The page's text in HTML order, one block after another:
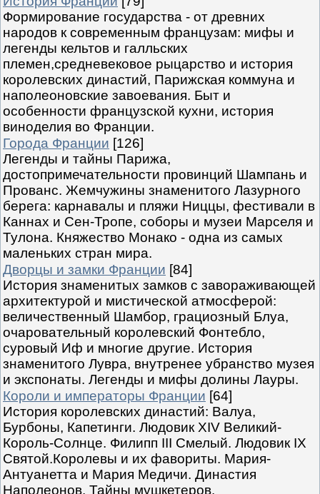
Формирование государства - от древних
народов к современным французам: мифы и
легенды кельтов и галльских
племен,средневековое рыцарство и история
королевских династий, Парижская коммуна и
наполеоновские завоевания. Быт и
особенности французской кухни, история
виноделия во Франции.
Города Франции [126]
Легенды и тайны Парижа,
достопримечательности провинций Шампань и
Прованс. Жемчужины знаменитого Лазурного
берега: карнавалы и пляжи Ниццы, фестивали в
Каннах и Сен-Тропе, соборы и музеи Марселя и
Тулона. Княжество Монако - одна из самых
маленьких стран мира.
Дворцы и замки Франции [84]
История знаменитых замков с завораживающей
архитектурой и мистической атмосферой:
величественный Шамбор, грациозный Блуа,
очаровательный королевский Фонтебло,
суровый Иф и многие другие. История
знаменитого Лувра, внутренее убранство музея
и экспонаты. Легенды и мифы долины Лауры.
Короли и императоры Франции [64]
История королевских династий: Валуа,
Бурбоны, Капетинги. Людовик XIV Великий-
Король-Солнце. Филипп III Смелый. Людовик IX
Святой.Королевы и их фавориты. Мария-
Антуанетта и Мария Медичи. Династия
Наполеонов. Тайны мушкетеров.